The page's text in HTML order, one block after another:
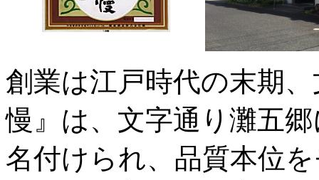
創業は江戸時代の末期
慢』は、文字通り灘五
名付けられ、品質本位